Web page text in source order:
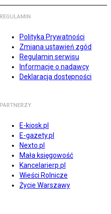
REGULAMIN
Polityka Prywatności
Zmiana ustawień zgód
Regulamin serwisu
Informacje o nadawcy
Deklaracja dostępności
PARTNERZY
E-kiosk.pl
E-gazety.pl
Nexto.pl
Mała księgowość
Kancelarierp.pl
Wieści Rolnicze
Życie Warszawy